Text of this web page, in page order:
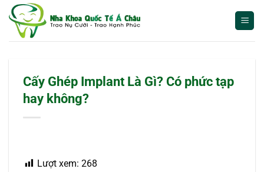
qua
Cấy Ghép Implant Là Gì? Có phức tạp
hay không?
Lượt xem: 268